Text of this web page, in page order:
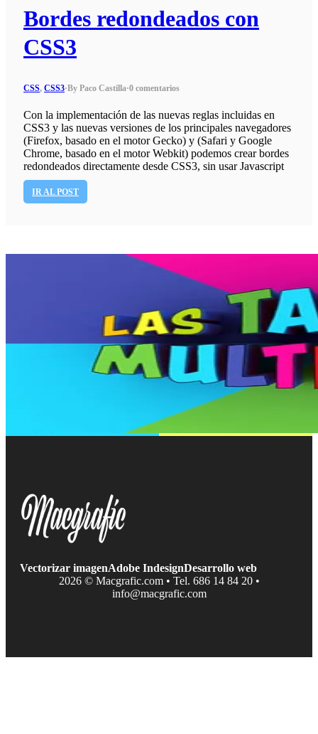
Bordes redondeados con
CSS3
CSS, CSS3·By Paco Castilla·0 comentarios
Con la implementación de las nuevas reglas incluidas en
CSS3 y las nuevas versiones de los principales navegadores
(Firefox, basado en el motor Gecko) y (Safari y Google
Chrome, basado en el motor Webkit) podemos crear bordes
redondeados directamente desde CSS3, sin usar Javascript
IR AL POST
Vectorizar imagenAdobe IndesignDesarrollo web
2026 © Macgrafic.com • Tel. 686 14 84 20 •
info@macgrafic.com